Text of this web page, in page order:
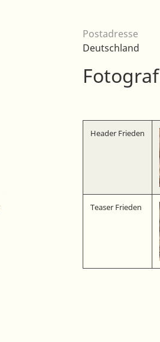
Postadresse
Deutschland
Header Frieden
Teaser Frieden